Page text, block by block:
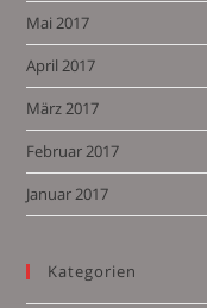
Mai 2017
April 2017
März 2017
Februar 2017
Januar 2017
Kategorien